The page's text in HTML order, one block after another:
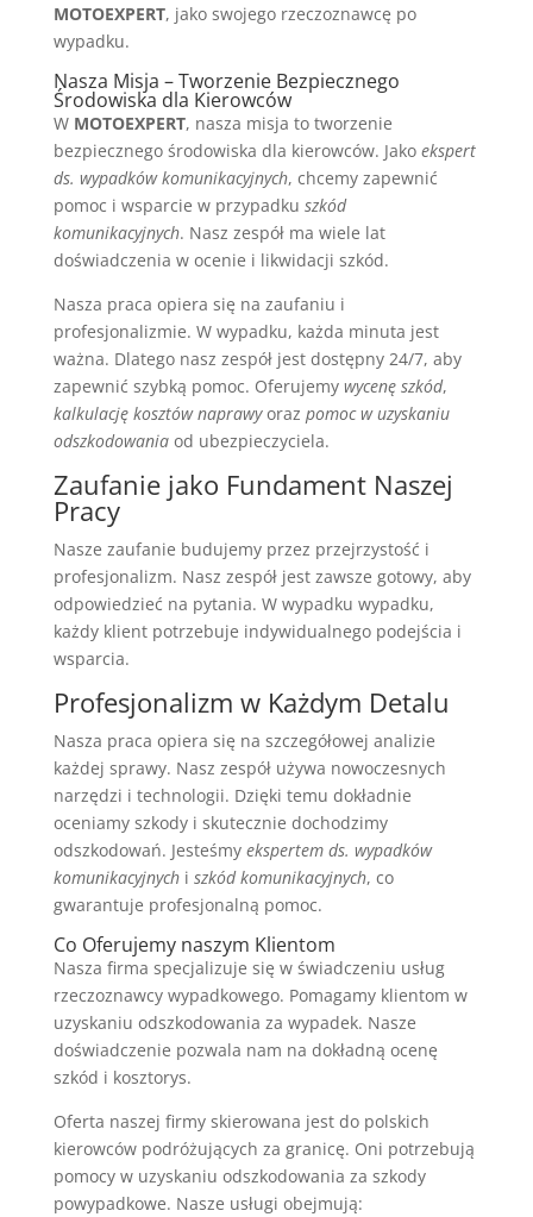
MOTOEXPERT, jako swojego rzeczoznawcę po
wypadku.
Nasza Misja – Tworzenie Bezpiecznego
Środowiska dla Kierowców
W MOTOEXPERT, nasza misja to tworzenie
bezpiecznego środowiska dla kierowców. Jako ekspert
ds. wypadków komunikacyjnych, chcemy zapewnić
pomoc i wsparcie w przypadku szkód
komunikacyjnych. Nasz zespół ma wiele lat
doświadczenia w ocenie i likwidacji szkód.
Nasza praca opiera się na zaufaniu i
profesjonalizmie. W wypadku, każda minuta jest
ważna. Dlatego nasz zespół jest dostępny 24/7, aby
zapewnić szybką pomoc. Oferujemy wycenę szkód,
kalkulację kosztów naprawyoraz pomoc w uzyskaniu
odszkodowaniaod ubezpieczyciela.
Zaufanie jako Fundament Naszej
Pracy
Nasze zaufanie budujemy przez przejrzystość i
profesjonalizm. Nasz zespół jest zawsze gotowy, aby
odpowiedzieć na pytania. W wypadku wypadku,
każdy klient potrzebuje indywidualnego podejścia i
wsparcia.
Profesjonalizm w Każdym Detalu
Nasza praca opiera się na szczegółowej analizie
każdej sprawy. Nasz zespół używa nowoczesnych
narzędzi i technologii. Dzięki temu dokładnie
oceniamy szkody i skutecznie dochodzimy
odszkodowań. Jesteśmy ekspertem ds. wypadków
komunikacyjnychi szkód komunikacyjnych, co
gwarantuje profesjonalną pomoc.
Co Oferujemy naszym Klientom
Nasza firma specjalizuje się w świadczeniu usług
rzeczoznawcy wypadkowego. Pomagamy klientom w
uzyskaniu odszkodowania za wypadek. Nasze
doświadczenie pozwala nam na dokładną ocenę
szkód i kosztorys.
Oferta naszej firmy skierowana jest do polskich
kierowców podróżujących za granicę. Oni potrzebują
pomocy w uzyskaniu odszkodowania za szkody
powypadkowe. Nasze usługi obejmują: